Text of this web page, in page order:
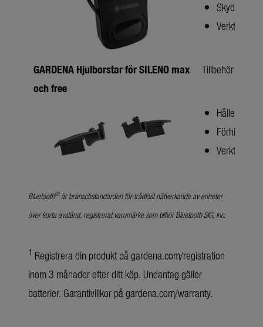
Skydd mot
Verktygsfri
GARDENA Hjulborstar för SILENO max
och free
Tillbehör för
Håller
Förhindrar
Verktygsfri
Bluetooth®är branschstandarden för trådlöst nätverkande av enheter
över korta avstånd, registrerat varumärke som tillhör Bluetooth SIG, Inc.
1 Registrera din produkt pågardena.com/registration
inom 3 månader efter ditt köp. Undantag gäller
batterier. Garantivillkor pågardena.com/warranty.